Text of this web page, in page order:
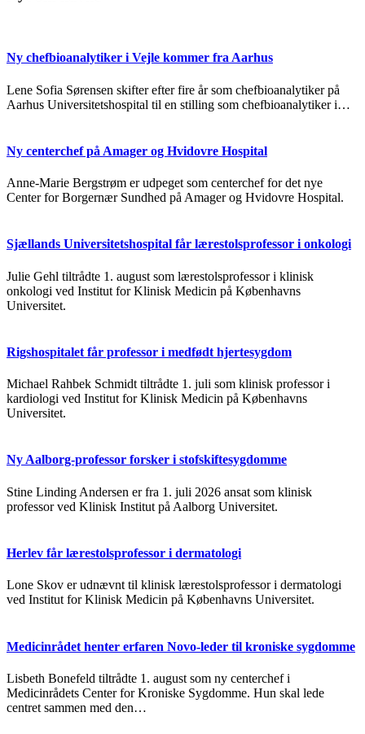
Ny chefbioanalytiker i Vejle kommer fra Aarhus
Lene Sofia Sørensen skifter efter fire år som chefbioanalytiker på
Aarhus Universitetshospital til en stilling som chefbioanalytiker i…
Ny centerchef på Amager og Hvidovre Hospital
Anne-Marie Bergstrøm er udpeget som centerchef for det nye
Center for Borgernær Sundhed på Amager og Hvidovre Hospital.
Sjællands Universitetshospital får lærestolsprofessor i onkologi
Julie Gehl tiltrådte 1. august som lærestolsprofessor i klinisk
onkologi ved Institut for Klinisk Medicin på Københavns
Universitet.
Rigshospitalet får professor i medfødt hjertesygdom
Michael Rahbek Schmidt tiltrådte 1. juli som klinisk professor i
kardiologi ved Institut for Klinisk Medicin på Københavns
Universitet.
Ny Aalborg-professor forsker i stofskiftesygdomme
Stine Linding Andersen er fra 1. juli 2026 ansat som klinisk
professor ved Klinisk Institut på Aalborg Universitet.
Herlev får lærestolsprofessor i dermatologi
Lone Skov er udnævnt til klinisk lærestolsprofessor i dermatologi
ved Institut for Klinisk Medicin på Københavns Universitet.
Medicinrådet henter erfaren Novo-leder til kroniske sygdomme
Lisbeth Bonefeld tiltrådte 1. august som ny centerchef i
Medicinrådets Center for Kroniske Sygdomme. Hun skal lede
centret sammen med den…